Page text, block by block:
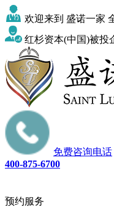
欢迎来到 盛诺一家
红杉资本(中国)被投
免费咨询电话
400-875-6700
预约服务